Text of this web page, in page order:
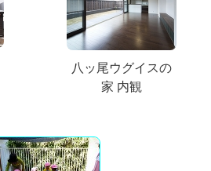
八ッ尾ウグイスの
家 内観